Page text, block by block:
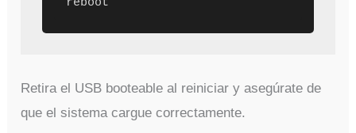
Retira el USB booteable al reiniciar y asegúrate de
que el sistema cargue correctamente.